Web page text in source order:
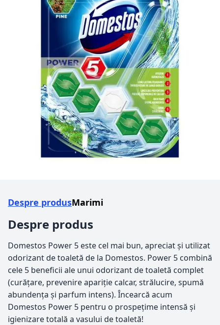
Despre produsMarimi
Despre produs
Domestos Power 5 este cel mai bun, apreciat și utilizat
odorizant de toaletă de la Domestos. Power 5 combină
cele 5 beneficii ale unui odorizant de toaletă complet
(curățare, prevenire apariție calcar, strălucire, spumă
abundența și parfum intens). Încearcă acum
Domestos Power 5 pentru o prospețime intensă și
igienizare totală a vasului de toaletă!